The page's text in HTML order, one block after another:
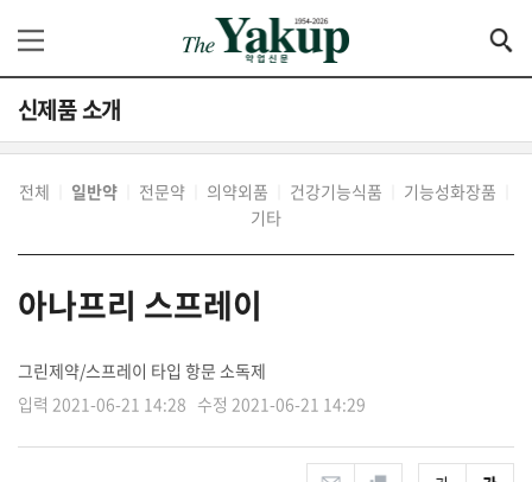
신제품 소개
전체 일반약 전문약 의약외품 건강기능식품 기능성화장품
기타
아나프리 스프레이
그린제약/스프레이 타입 항문 소독제
입력 2021-06-21 14:28 수정 2021-06-21 14:29